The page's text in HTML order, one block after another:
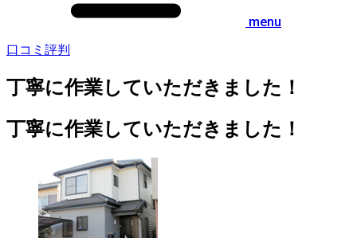
menu
口コミ評判
丁寧に作業していただきました！
丁寧に作業していただきました！